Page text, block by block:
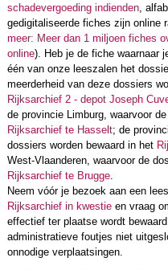
schadevergoeding indienden,
gedigitaliseerde fiches zijn online
meer: Meer dan 1 miljoen fiches
online). Heb je de fiche waarnaar
één van onze leeszalen het
meerderheid van deze dossiers
Rijksarchief 2 - depot Joseph
de provincie Limburg, waarvoor
Rijksarchief te Hasselt; de
dossiers worden bewaard in het
West-Vlaanderen, waarvoor de
Rijksarchief te Brugge.
Neem vóór je bezoek aan een
Rijksarchief in kwestieen vraag
effectief ter plaatse wordt
administratieve foutjes niet
onnodige verplaatsingen.